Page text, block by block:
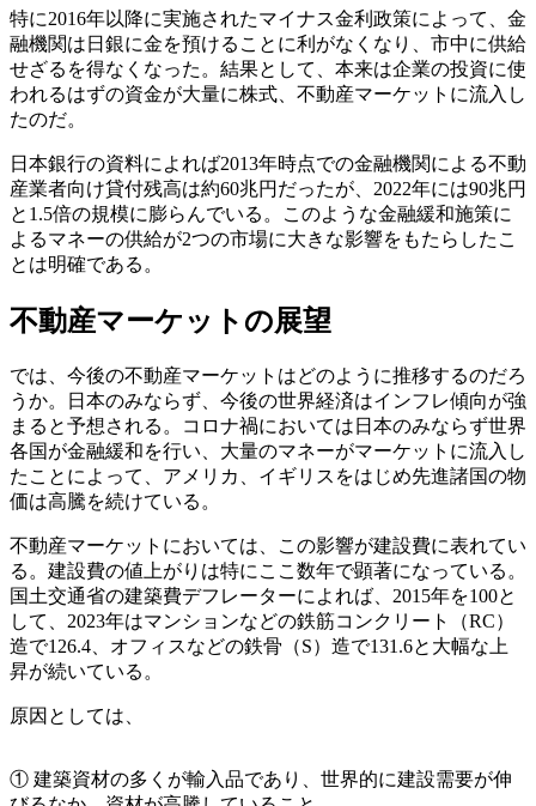
特に2016年以降に実施されたマイナス金利政策によって、金
融機関は日銀に金を預けることに利がなくなり、市中に供給
せざるを得なくなった。結果として、本来は企業の投資に使
われるはずの資金が大量に株式、不動産マーケットに流入し
たのだ。
日本銀行の資料によれば2013年時点での金融機関による不動
産業者向け貸付残高は約60兆円だったが、2022年には90兆円
と1.5倍の規模に膨らんでいる。このような金融緩和施策に
よるマネーの供給が2つの市場に大きな影響をもたらしたこ
とは明確である。
不動産マーケットの展望
では、今後の不動産マーケットはどのように推移するのだろ
うか。日本のみならず、今後の世界経済はインフレ傾向が強
まると予想される。コロナ禍においては日本のみならず世界
各国が金融緩和を行い、大量のマネーがマーケットに流入し
たことによって、アメリカ、イギリスをはじめ先進諸国の物
価は高騰を続けている。
不動産マーケットにおいては、この影響が建設費に表れてい
る。建設費の値上がりは特にここ数年で顕著になっている。
国土交通省の建築費デフレーターによれば、2015年を100と
して、2023年はマンションなどの鉄筋コンクリート（RC）
造で126.4、オフィスなどの鉄骨（S）造で131.6と大幅な上
昇が続いている。
原因としては、
① 建築資材の多くが輸入品であり、世界的に建設需要が伸